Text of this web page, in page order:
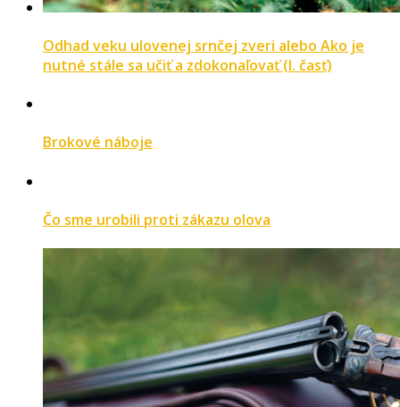
Odhad veku ulovenej srnčej zveri alebo Ako je
nutné stále sa učiť a zdokonaľovať (I. časť)
Brokové náboje
Čo sme urobili proti zákazu olova